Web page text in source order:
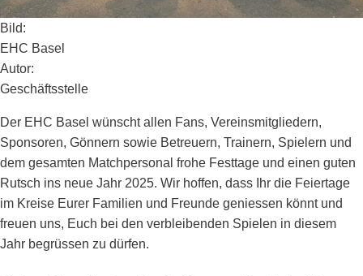
Bild:
EHC Basel
Autor:
Geschäftsstelle
Der EHC Basel wünscht allen Fans, Vereinsmitgliedern,
Sponsoren, Gönnern sowie Betreuern, Trainern, Spielern und
dem gesamten Matchpersonal frohe Festtage und einen guten
Rutsch ins neue Jahr 2025. Wir hoffen, dass Ihr die Feiertage
im Kreise Eurer Familien und Freunde geniessen könnt und
freuen uns, Euch bei den verbleibenden Spielen in diesem
Jahr begrüssen zu dürfen.